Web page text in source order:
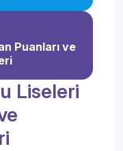
Puanları ve
Liseleri